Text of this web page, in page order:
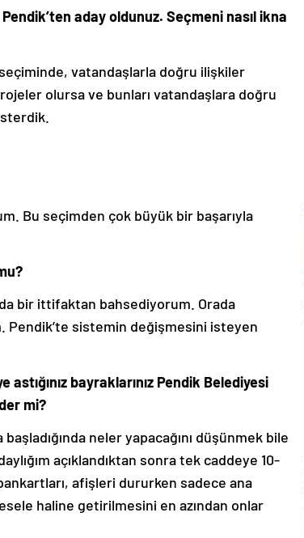
aday oldunuz. Seçmeni nasıl ikna
vatandaşlarla doğru ilişkiler
olursa ve bunları vatandaşlara doğru
Bu seçimden çok büyük bir başarıyla
bir ittifaktan bahsediyorum. Orada
Pendik’te sistemin değişmesini isteyen
bayraklarınız Pendik Belediyesi
mi?
neler yapacağını düşünmek bile
açıklandıktan sonra tek caddeye 10-
afişleri dururken sadece ana
haline getirilmesini en azından onlar